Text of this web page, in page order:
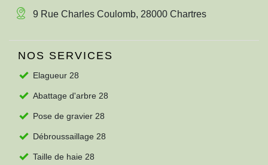
9 Rue Charles Coulomb, 28000 Chartres
NOS SERVICES
Elagueur 28
Abattage d'arbre 28
Pose de gravier 28
Débroussaillage 28
Taille de haie 28